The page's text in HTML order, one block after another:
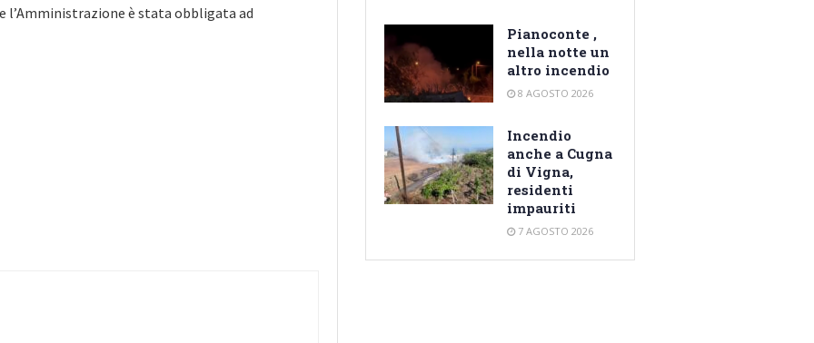
l’Amministrazione è stata obbligata ad
Pianoconte ,
nella notte un
altro incendio
8 AGOSTO 2026
Incendio
anche a Cugna
di Vigna,
residenti
impauriti
7 AGOSTO 2026